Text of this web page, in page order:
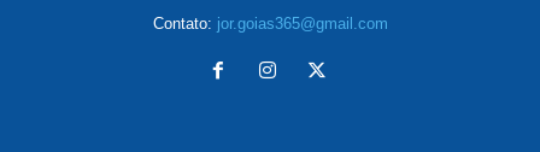
Contato: jor.goias365@gmail.com